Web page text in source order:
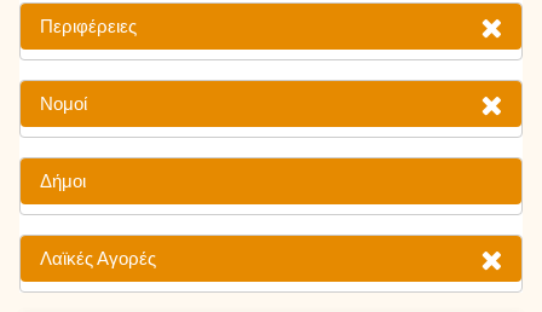
Περιφέρειες
Νομοί
Δήμοι
Λαϊκές Αγορές